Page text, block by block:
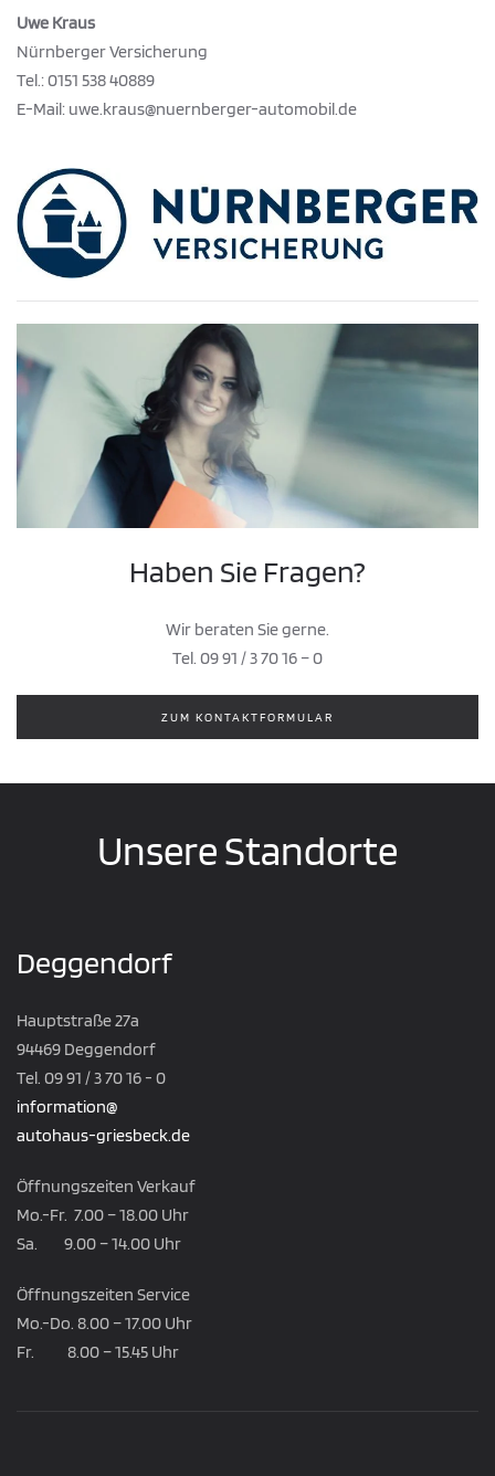
Uwe Kraus
Nürnberger Versicherung
Tel.: 0151 538 40889
E-Mail: uwe.kraus@nuernberger-automobil.de
Haben Sie Fragen?
Wir beraten Sie gerne.
Tel. 09 91 / 3 70 16 – 0
ZUM KONTAKTFORMULAR
Unsere Standorte
Deggendorf
Hauptstraße 27a
94469 Deggendorf
Tel. 09 91 / 3 70 16 - 0
information@
autohaus-griesbeck.de
Öffnungszeiten Verkauf
Mo.-Fr. 7.00 – 18.00 Uhr
Sa. 9.00 – 14.00 Uhr
Öffnungszeiten Service
Mo.-Do. 8.00 – 17.00 Uhr
Fr. 8.00 – 15.45 Uhr